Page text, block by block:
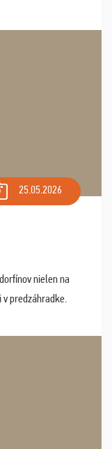
ta ...
25.05.2026
nielen na
predzáhradke.
rok : ...